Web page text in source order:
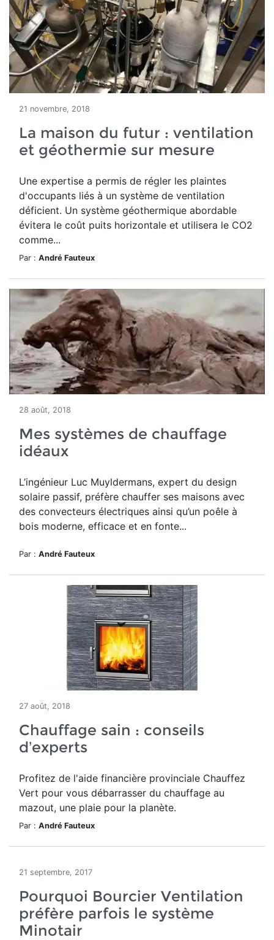
21 novembre, 2018
La maison du futur : ventilation
et géothermie sur mesure
Une expertise a permis de régler les plaintes
d'occupants liés à un système de ventilation
déficient. Un système géothermique abordable
évitera le coût puits horizontale et utilisera le CO2
comme...
Par : André Fauteux
28 août, 2018
Mes systèmes de chauffage
idéaux
L’ingénieur Luc Muyldermans, expert du design
solaire passif, préfère chauffer ses maisons avec
des convecteurs électriques ainsi qu’un poêle à
bois moderne, efficace et en fonte...
Par : André Fauteux
27 août, 2018
Chauffage sain : conseils
d’experts
Profitez de l'aide financière provinciale Chauffez
Vert pour vous débarrasser du chauffage au
mazout, une plaie pour la planète.
Par : André Fauteux
21 septembre, 2017
Pourquoi Bourcier Ventilation
préfère parfois le système
Minotair